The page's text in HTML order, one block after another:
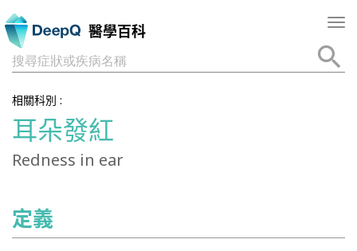
醫學百科
搜尋症狀或疾病名稱
相關科別 :
耳朵發紅
Redness in ear
定義